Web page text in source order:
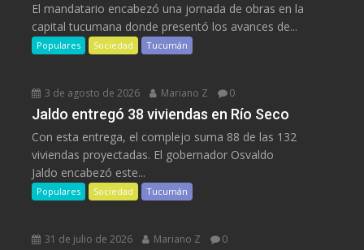
El mandatario encabezó una jornada de obras en la
capital tucumana donde presentó los avances de...
Populares Sociedad Tucumán
3 de agosto de 2026 Mariano Z 0
Jaldo entregó 38 viviendas en Río Seco
Con esta entrega, el complejo suma 88 de las 132
viviendas proyectadas. El gobernador Osvaldo
Jaldo encabezó este...
Populares Sociedad Tucumán
31 de julio de 2026 Mariano Z 0